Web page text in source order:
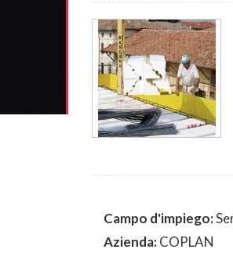
Campo d'impiego:
Azienda:COPLAN